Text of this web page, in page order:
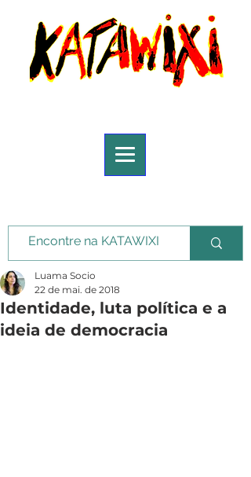
Identidade, luta política e a
ideia de democracia
Luama Socio
22 de mai. de 2018